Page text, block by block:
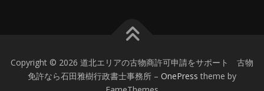
Copyright © 2026 道北エリアの古物商許可申請をサポート 古物
免許なら石田雅樹行政書士事務所 – OnePress theme by